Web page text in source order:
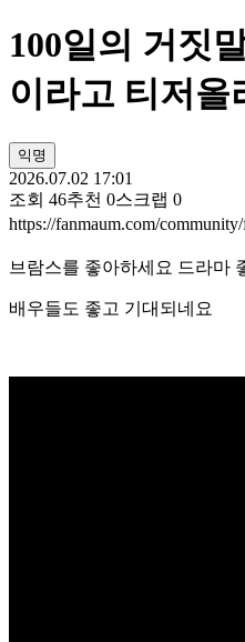
100일의 거짓
이라고 티저올
익명
2026.07.02 17:01
조회 46추천 0스크랩 0
https://fanmaum.com/
브람스를 좋아하세요 드라마
배우들도 좋고 기대되네요